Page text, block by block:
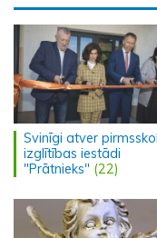
Svinīgi atver
izglītības iestādi
"Prātnieks" (22)